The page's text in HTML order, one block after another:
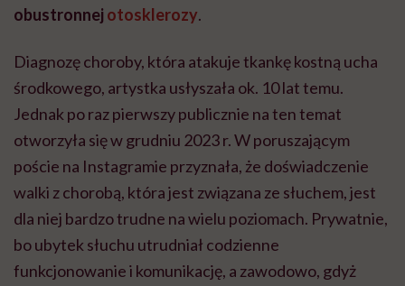
obustronnej otosklerozy.
Diagnozę choroby, która atakuje tkankę kostną ucha
środkowego, artystka usłyszała ok. 10 lat temu.
Jednak po raz pierwszy publicznie na ten temat
otworzyła się w grudniu 2023 r. W poruszającym
poście na Instagramie przyznała, że doświadczenie
walki z chorobą, która jest związana ze słuchem, jest
dla niej bardzo trudne na wielu poziomach. Prywatnie,
bo ubytek słuchu utrudniał codzienne
funkcjonowanie i komunikację, a zawodowo, gdyż